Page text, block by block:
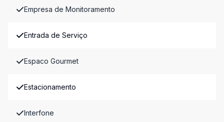
Empresa de Monitoramento
Entrada de Serviço
Espaco Gourmet
Estacionamento
Interfone